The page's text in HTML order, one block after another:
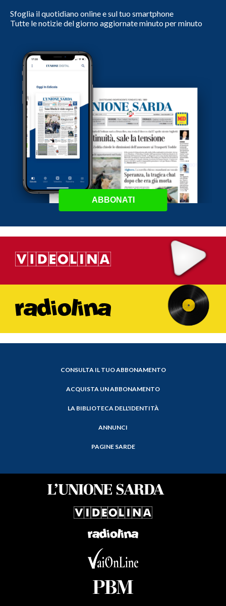
Sfoglia il quotidiano online e sul tuo smartphone
Tutte le notizie del giorno aggiornate minuto per minuto
ABBONATI
CONSULTA IL TUO ABBONAMENTO
ACQUISTA UN ABBONAMENTO
LA BIBLIOTECA DELL'IDENTITÀ
ANNUNCI
PAGINE SARDE